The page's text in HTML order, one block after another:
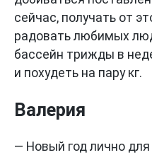
сейчас, получать от
радовать любимых
бассейн трижды в
и похудеть на пару кг.
Валерия
— Новый год лично